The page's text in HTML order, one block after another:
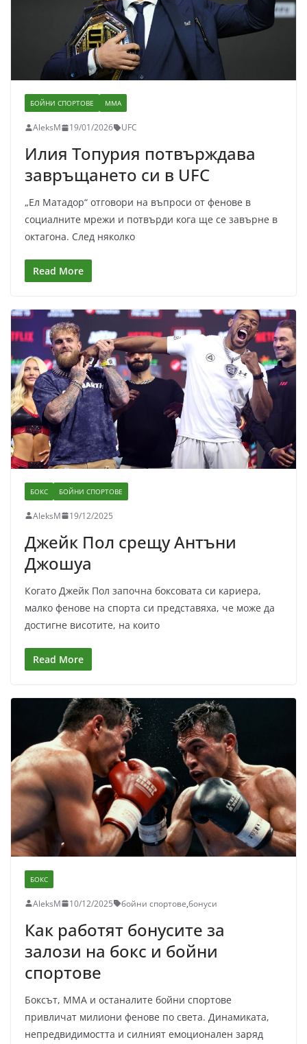
БОЙНИ СПОРТОВЕ ММА
AleksM 19/01/2026 UFC
Илия Топурия потвърждава
завръщането си в UFC
„Ел Матадор“ отговори на въпроси от фенове в
социалните мрежи и потвърди кога ще се завърне в
октагона. След няколко
Read More
БОКС БОЙНИ СПОРТОВЕ
AleksM 19/12/2025
Джейк Пол срещу Антъни
Джошуа
Когато Джейк Пол започна боксовата си кариера,
малко фенове на спорта си представяха, че може да
достигне висотите, на които
Read More
БОКС
AleksM 10/12/2025 бойни спортове,бонуси
Как работят бонусите за
залози на бокс и бойни
спортове
Боксът, ММА и останалите бойни спортове
привличат милиони фенове по света. Динамиката,
непредвидимостта и силният емоционален заряд